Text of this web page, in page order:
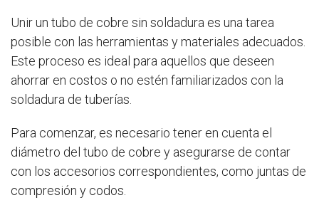
Unir un tubo de cobre sin soldadura es una tarea
posible con las herramientas y materiales adecuados.
Este proceso es ideal para aquellos que deseen
ahorrar en costos o no estén familiarizados con la
soldadura de tuberías.
Para comenzar, es necesario tener en cuenta el
diámetro del tubo de cobre y asegurarse de contar
con los accesorios correspondientes, como juntas de
compresión y codos.